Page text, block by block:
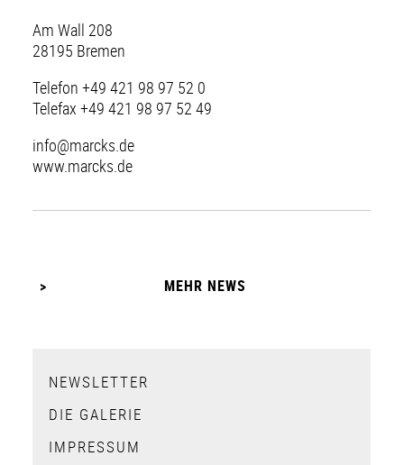
Am Wall 208
28195 Bremen
Telefon +49 421 98 97 52 0
Telefax +49 421 98 97 52 49
info@marcks.de
www.marcks.de
MEHR NEWS
NEWSLETTER
DIE GALERIE
IMPRESSUM